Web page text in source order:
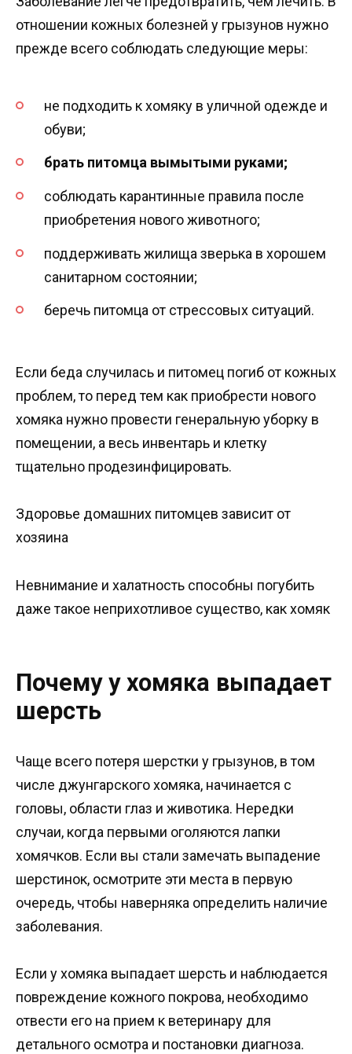
отношении кожных болезней у грызунов нужно
прежде всего соблюдать следующие меры:
не подходить к хомяку в уличной одежде и
обуви;
брать питомца вымытыми руками;
соблюдать карантинные правила после
приобретения нового животного;
поддерживать жилища зверька в хорошем
санитарном состоянии;
беречь питомца от стрессовых ситуаций.
Если беда случилась и питомец погиб от кожных
проблем, то перед тем как приобрести нового
хомяка нужно провести генеральную уборку в
помещении, а весь инвентарь и клетку
тщательно продезинфицировать.
Здоровье домашних питомцев зависит от
хозяина
Невнимание и халатность способны погубить
даже такое неприхотливое существо, как хомяк
Почему у хомяка выпадает
шерсть
Чаще всего потеря шерстки у грызунов, в том
числе джунгарского хомяка, начинается с
головы, области глаз и животика. Нередки
случаи, когда первыми оголяются лапки
хомячков. Если вы стали замечать выпадение
шерстинок, осмотрите эти места в первую
очередь, чтобы наверняка определить наличие
заболевания.
Если у хомяка выпадает шерсть и наблюдается
повреждение кожного покрова, необходимо
отвести его на прием к ветеринару для
детального осмотра и постановки диагноза.